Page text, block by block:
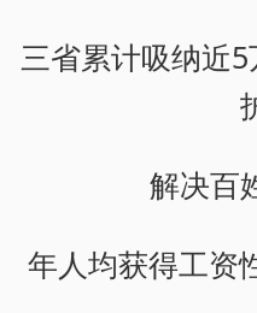
三省累计吸纳近
解决百
年人均获得工资